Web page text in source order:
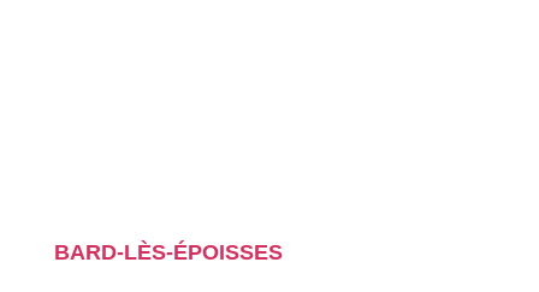
BARD-LÈS-ÉPOISSES